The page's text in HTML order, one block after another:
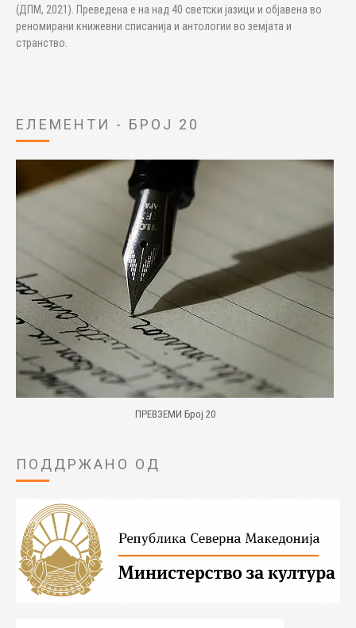
(ДПМ, 2021). Преведена е на над 40 светски јазици и објавена во
реномирани книжевни списанија и антологии во земјата и
странство.
ЕЛЕМЕНТИ - БРОЈ 20
ПРЕВЗЕМИ Број 20
ПОДДРЖАНО ОД